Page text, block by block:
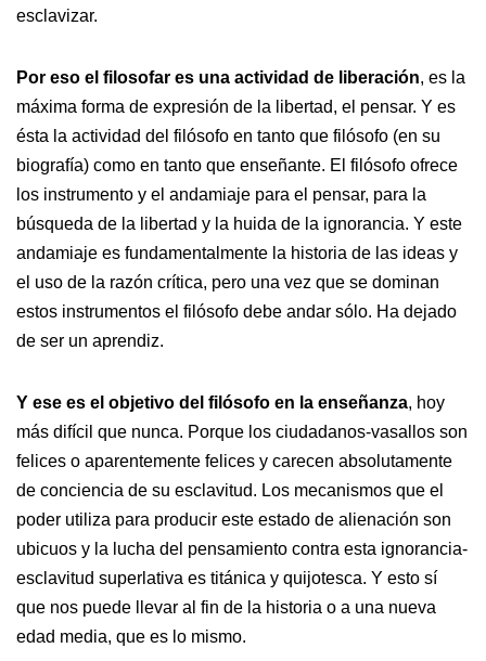
esclavizar.
Por eso el filosofar es una actividad de liberación, es la
máxima forma de expresión de la libertad, el pensar. Y es
ésta la actividad del filósofo en tanto que filósofo (en su
biografía) como en tanto que enseñante. El filósofo ofrece
los instrumento y el andamiaje para el pensar, para la
búsqueda de la libertad y la huida de la ignorancia. Y este
andamiaje es fundamentalmente la historia de las ideas y
el uso de la razón crítica, pero una vez que se dominan
estos instrumentos el filósofo debe andar sólo. Ha dejado
de ser un aprendiz.
Y ese es el objetivo del filósofo en la enseñanza, hoy
más difícil que nunca. Porque los ciudadanos-vasallos son
felices o aparentemente felices y carecen absolutamente
de conciencia de su esclavitud. Los mecanismos que el
poder utiliza para producir este estado de alienación son
ubicuos y la lucha del pensamiento contra esta ignorancia-
esclavitud superlativa es titánica y quijotesca. Y esto sí
que nos puede llevar al fin de la historia o a una nueva
edad media, que es lo mismo.